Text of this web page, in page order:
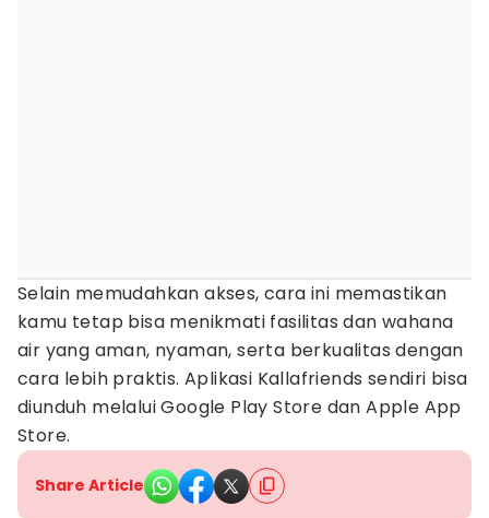
Selain memudahkan akses, cara ini memastikan
kamu tetap bisa menikmati fasilitas dan wahana
air yang aman, nyaman, serta berkualitas dengan
cara lebih praktis. Aplikasi Kallafriends sendiri bisa
diunduh melalui Google Play Store dan Apple App
Store.
Share Article